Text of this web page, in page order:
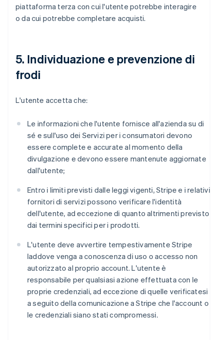
piattaforma terza con cui l'utente potrebbe interagire
o da cui potrebbe completare acquisti.
5. Individuazione e prevenzione di
frodi
L'utente accetta che:
Le informazioni che l'utente fornisce all'azienda su di
sé e sull'uso dei Servizi per i consumatori devono
essere complete e accurate al momento della
divulgazione e devono essere mantenute aggiornate
dall'utente;
Entro i limiti previsti dalle leggi vigenti, Stripe e i relativi
fornitori di servizi possono verificare l'identità
dell'utente, ad eccezione di quanto altrimenti previsto
dai termini specifici per i prodotti.
L'utente deve avvertire tempestivamente Stripe
laddove venga a conoscenza di uso o accesso non
autorizzato al proprio account. L'utente è
responsabile per qualsiasi azione effettuata con le
proprie credenziali, ad eccezione di quelle verificatesi
a seguito della comunicazione a Stripe che l'account o
le credenziali siano stati compromessi.